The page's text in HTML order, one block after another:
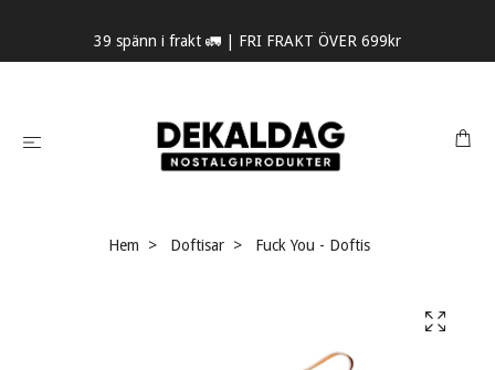
39 spänn i frakt 🚛 | FRI FRAKT ÖVER 699kr
Hem Doftisar Fuck You - Doftis